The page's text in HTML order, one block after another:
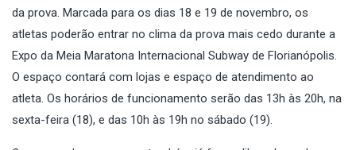
da prova. Marcada para os dias 18 e 19 de novembro, os
atletas poderão entrar no clima da prova mais cedo durante a
Expo da Meia Maratona Internacional Subway de Florianópolis.
O espaço contará com lojas e espaço de atendimento ao
atleta. Os horários de funcionamento serão das 13h às 20h, na
sexta-feira (18), e das 10h às 19h no sábado (19).